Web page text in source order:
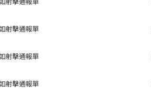
射擊通報單
射擊通報單
射擊通報單